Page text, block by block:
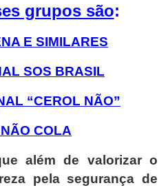
grupos são:
E SIMILARES
SOS BRASIL
“CEROL NÃO”
COLA
além de valorizar o
pela segurança de